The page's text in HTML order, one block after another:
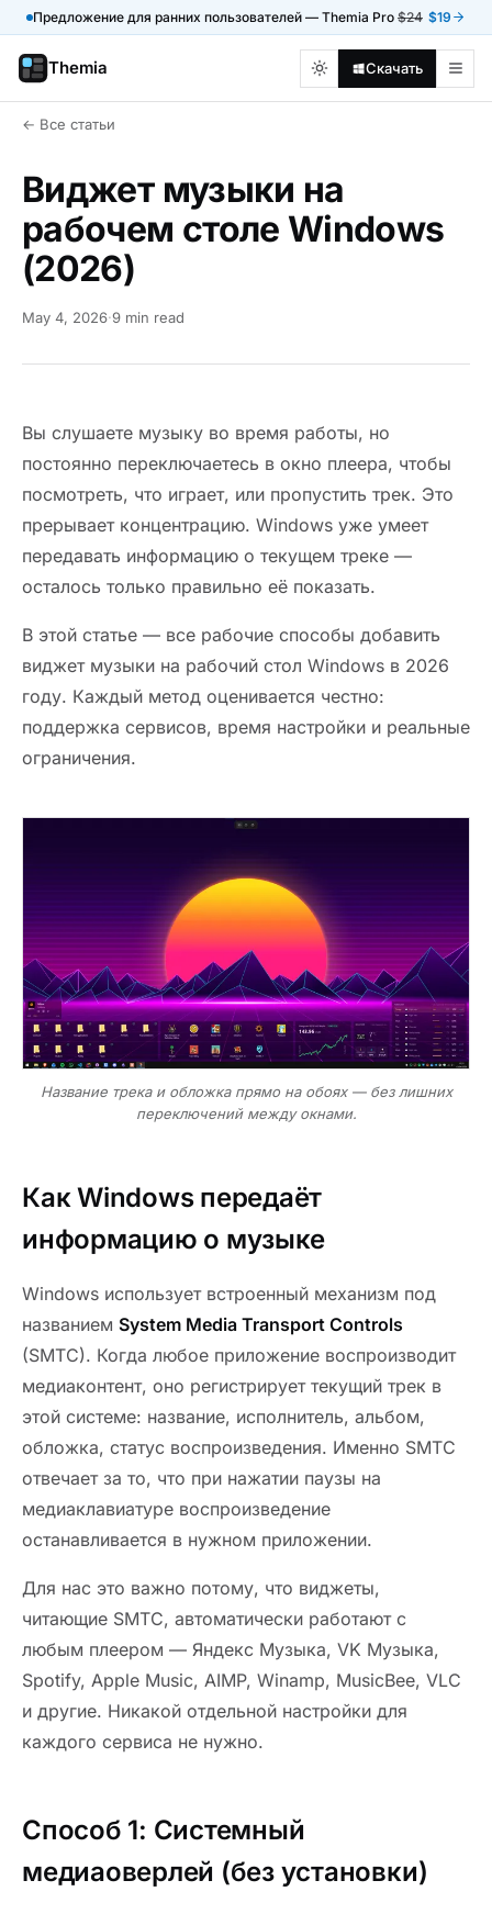
Предложение для ранних пользователей — Themia Pro $24 $19
Themia Скачать
← Все статьи
Виджет музыки на
рабочем столе Windows
(2026)
May 4, 2026·9 min read
Вы слушаете музыку во время работы, но
постоянно переключаетесь в окно плеера, чтобы
посмотреть, что играет, или пропустить трек. Это
прерывает концентрацию. Windows уже умеет
передавать информацию о текущем треке —
осталось только правильно её показать.
В этой статье — все рабочие способы добавить
виджет музыки на рабочий стол Windows в 2026
году. Каждый метод оценивается честно:
поддержка сервисов, время настройки и реальные
ограничения.
Название трека и обложка прямо на обоях — без лишних
переключений между окнами.
Как Windows передаёт
информацию о музыке
Windows использует встроенный механизм под
названием System Media Transport Controls
(SMTC). Когда любое приложение воспроизводит
медиаконтент, оно регистрирует текущий трек в
этой системе: название, исполнитель, альбом,
обложка, статус воспроизведения. Именно SMTC
отвечает за то, что при нажатии паузы на
медиаклавиатуре воспроизведение
останавливается в нужном приложении.
Для нас это важно потому, что виджеты,
читающие SMTC, автоматически работают с
любым плеером — Яндекс Музыка, VK Музыка,
Spotify, Apple Music, AIMP, Winamp, MusicBee, VLC
и другие. Никакой отдельной настройки для
каждого сервиса не нужно.
Способ 1: Системный
медиаоверлей (без установки)